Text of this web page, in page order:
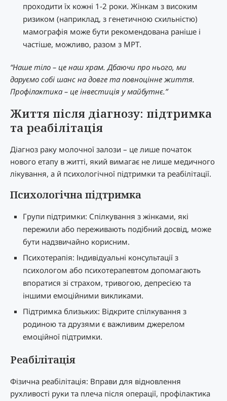
проходити їх кожні 1-2 роки. Жінкам з високим
ризиком (наприклад, з генетичною схильністю)
мамографія може бути рекомендована раніше і
частіше, можливо, разом з МРТ.
“Наше тіло – це наш храм. Дбаючи про нього, ми
даруємо собі шанс на довге та повноцінне життя.
Профілактика – це інвестиція у майбутнє.”
Життя після діагнозу: підтримка
та реабілітація
Діагноз раку молочної залози – це лише початок
нового етапу в житті, який вимагає не лише медичного
лікування, а й психологічної підтримки та реабілітації.
Психологічна підтримка
Групи підтримки: Спілкування з жінками, які
пережили або переживають подібний досвід, може
бути надзвичайно корисним.
Психотерапія: Індивідуальні консультації з
психологом або психотерапевтом допомагають
впоратися зі страхом, тривогою, депресією та
іншими емоційними викликами.
Підтримка близьких: Відкрите спілкування з
родиною та друзями є важливим джерелом
емоційної підтримки.
Реабілітація
Фізична реабілітація: Вправи для відновлення
рухливості руки та плеча після операції, профілактика